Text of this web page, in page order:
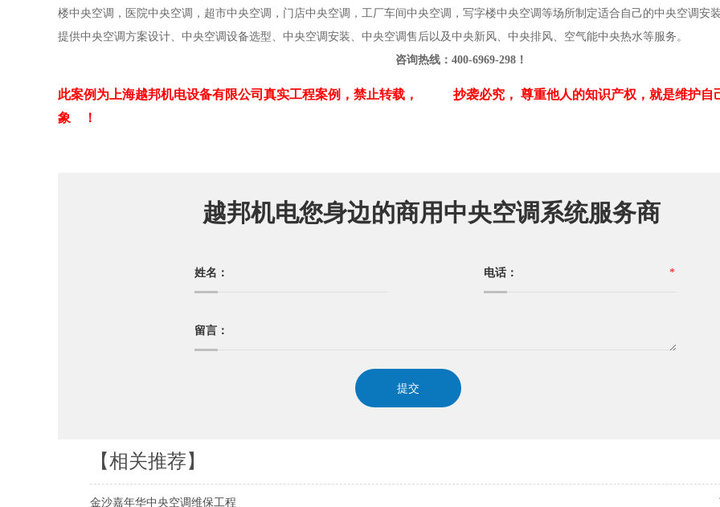
楼中央空调，医院中央空调，超市中央空调，门店中央空调，工厂车间中央空调，写字楼中央空调等场所制定适合自己的中央空调安
提供中央空调方案设计、中央空调设备选型、中央空调安装、中央空调售后以及中央新风、中央排风、空气能中央热水等服务。
咨询热线：400-6969-298！
此案例为上海越邦机电设备有限公司真实工程案例，禁止转载， 抄袭必究， 尊重他人的知识产权，就是维护自
象
！
越邦机电您身边的商用中央空调系统服务商
姓名： 电话： *
留言：
【相关推荐】
金沙嘉年华中央空调维保工程